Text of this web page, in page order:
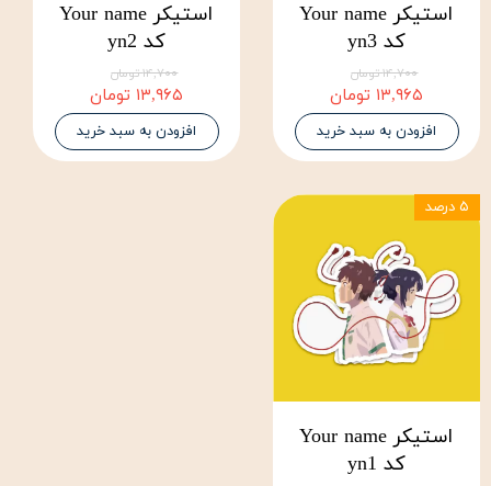
استیکر Your name
کد yn3
۱۴,۷۰۰ تومان
۱۳,۹۶۵ تومان
افزودن به سبد خرید
استیکر Your name
کد yn2
۱۴,۷۰۰ تومان
۱۳,۹۶۵ تومان
افزودن به سبد خرید
استیکر Your name
کد yn1
۵ درصد